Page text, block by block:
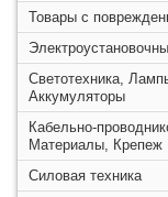
Товары с
Светотехника,
Аккумуляторы
Кабельно-
Материалы, Крепеж
Силовая техника